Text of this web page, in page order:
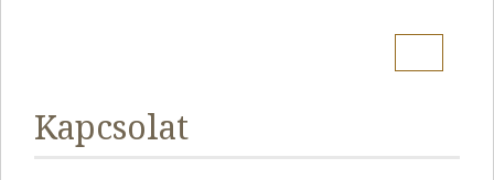
Kapcsolat